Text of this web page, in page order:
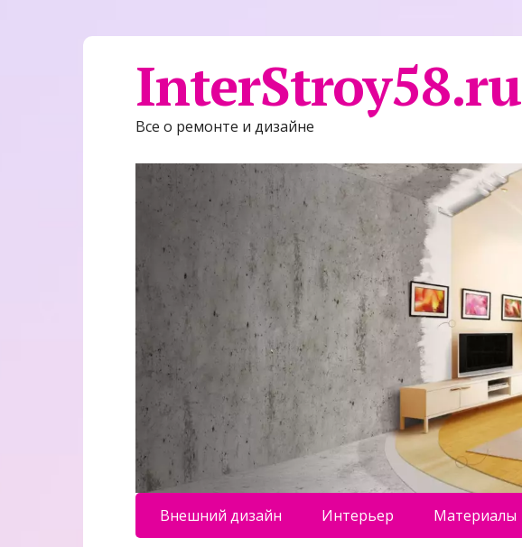
InterStroy58.ru
Все о ремонте и дизайне
Внешний дизайн Интерьер Материалы